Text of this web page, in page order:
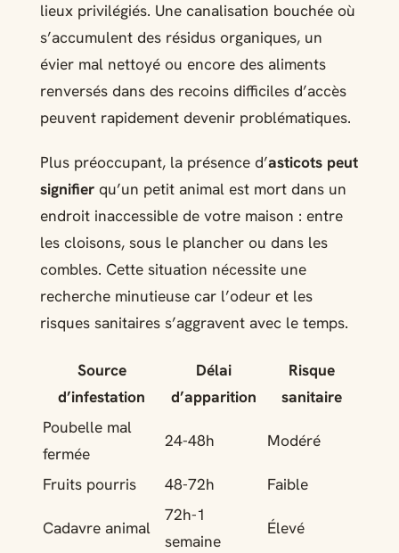
lieux privilégiés. Une canalisation bouchée où
s’accumulent des résidus organiques, un
évier mal nettoyé ou encore des aliments
renversés dans des recoins difficiles d’accès
peuvent rapidement devenir problématiques.
Plus préoccupant, la présence d’asticots peut
signifierqu’un petit animal est mort dans un
endroit inaccessible de votre maison : entre
les cloisons, sous le plancher ou dans les
combles. Cette situation nécessite une
recherche minutieuse car l’odeur et les
risques sanitaires s’aggravent avec le temps.
Source
d’infestation
Délai
d’apparition
Risque
sanitaire
Poubelle mal
fermée
24-48h Modéré
Fruits pourris 48-72h Faible
Cadavre animal
72h-1
semaine
Élevé